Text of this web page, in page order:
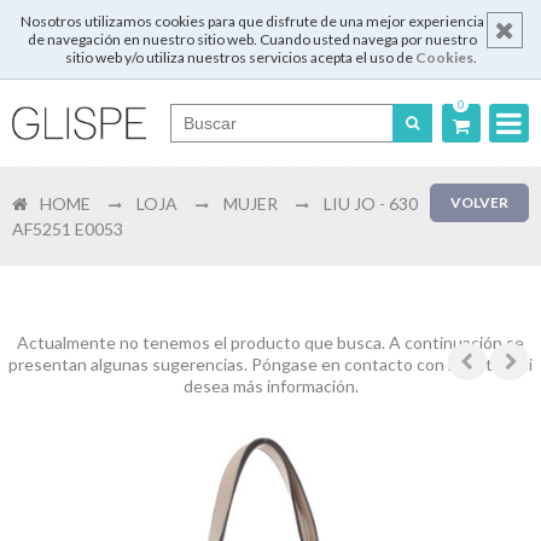
Nosotros utilizamos cookies para que disfrute de una mejor experiencia
de navegación en nuestro sitio web. Cuando usted navega por nuestro
sitio web y/o utiliza nuestros servicios acepta el uso de Cookies.
0
English
Registrar
VOLVER
HOME LOJA MUJER
LIU JO - 630
AF5251 E0053
Actualmente no tenemos el producto que busca. A continuación se
presentan algunas sugerencias. Póngase en contacto con nosotros si
desea más información.